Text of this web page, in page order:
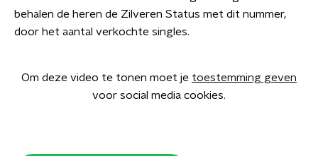
behalen de heren de Zilveren Status met dit nummer,
door het aantal verkochte singles.
Om deze video te tonen moet je toestemming geven
voor social media cookies.